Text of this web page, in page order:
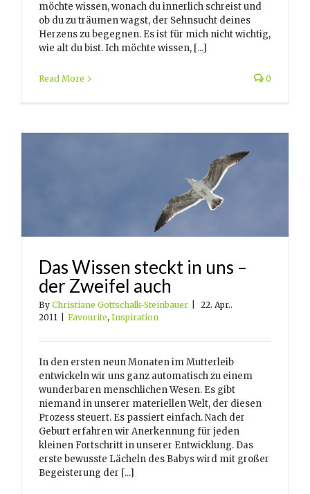
möchte wissen, wonach du innerlich schreist und
ob du zu träumen wagst, der Sehnsucht deines
Herzens zu begegnen. Es ist für mich nicht wichtig,
wie alt du bist. Ich möchte wissen, [...]
Read More 0
Das Wissen steckt in uns –
der Zweifel auch
By Christiane Gottschalk-Steinbauer
22. Apr..
2011
Favourite, Inspiration
In den ersten neun Monaten im Mutterleib
entwickeln wir uns ganz automatisch zu einem
wunderbaren menschlichen Wesen. Es gibt
niemand in unserer materiellen Welt, der diesen
Prozess steuert. Es passiert einfach. Nach der
Geburt erfahren wir Anerkennung für jeden
kleinen Fortschritt in unserer Entwicklung. Das
erste bewusste Lächeln des Babys wird mit großer
Begeisterung der [...]